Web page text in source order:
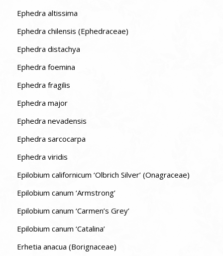
Ephedra altissima
Ephedra chilensis (Ephedraceae)
Ephedra distachya
Ephedra foemina
Ephedra fragilis
Ephedra major
Ephedra nevadensis
Ephedra sarcocarpa
Ephedra viridis
Epilobium californicum ‘Olbrich Silver’ (Onagraceae)
Epilobium canum ‘Armstrong’
Epilobium canum ‘Carmen’s Grey’
Epilobium canum ‘Catalina’
Erhetia anacua (Borignaceae)